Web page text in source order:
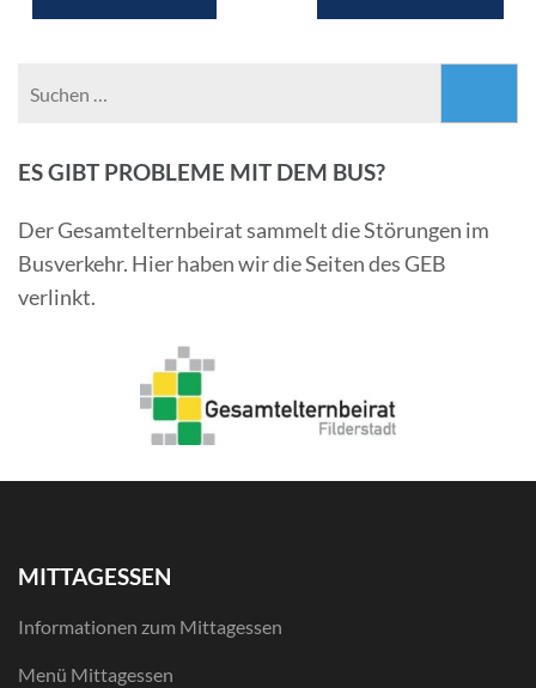
ES GIBT PROBLEME MIT DEM BUS?
Der Gesamtelternbeirat sammelt die Störungen im
Busverkehr. Hier haben wir die Seiten des GEB
verlinkt.
MITTAGESSEN
Informationen zum Mittagessen
Menü Mittagessen